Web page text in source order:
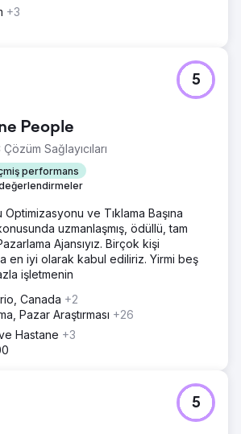
+3
People
Sağlayıcıları
performans
5
ve Tıklama Başına
uzmanlaşmış, ödüllü, tam
Ajansıyız. Birçok kişi
en iyi olarak kabul ediliriz. Yirmi beş
işletmenin
Canada +2
Pazar Araştırması +26
Hastane +3
5